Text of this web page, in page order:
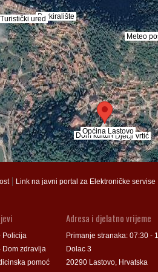
Općina Lastovo
Dječji vrtić
Meteo
Dom kulture
Turistički uredParkiralište
Općina Lastovo
Dječji vrtić
Meteo
Dom kulture
Turistički uredParkiralište
| Link na javni portal za Elektroničke servise
Adresa i djelatno vrijeme
Primanje stranaka: 07:30 -
Dolac 3
20290 Lastovo, Hrvatska
Policija
Dom zdravlja
pomoć